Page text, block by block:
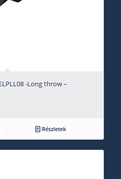
-Long throw –
Részletek